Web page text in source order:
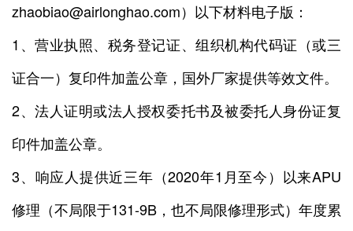
zhaobiao@airlonghao.com）以下材料电子版：
1、营业执照、税务登记证、组织机构代码证（或三
证合一）复印件加盖公章，国外厂家提供等效文件。
2、法人证明或法人授权委托书及被委托人身份证复
印件加盖公章。
3、响应人提供近三年（2020年1月至今）以来APU
修理（不局限于131-9B，也不局限修理形式）年度累